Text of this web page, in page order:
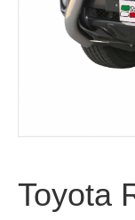
Toyota